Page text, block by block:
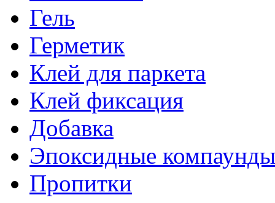
Гель
Герметик
Клей для паркета
Клей фиксация
Добавка
Эпоксидные компаунды
Пропитки